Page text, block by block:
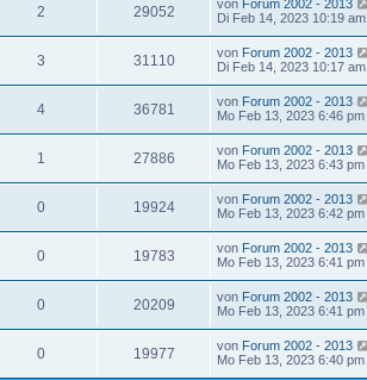
2 29052 von Forum 2002 - 2013
Di Feb 14, 2023 10:19 am
3 31110 von Forum 2002 - 2013
Di Feb 14, 2023 10:17 am
4 36781 von Forum 2002 - 2013
Mo Feb 13, 2023 6:46 pm
1 27886 von Forum 2002 - 2013
Mo Feb 13, 2023 6:43 pm
0 19924 von Forum 2002 - 2013
Mo Feb 13, 2023 6:42 pm
0 19783 von Forum 2002 - 2013
Mo Feb 13, 2023 6:41 pm
0 20209 von Forum 2002 - 2013
Mo Feb 13, 2023 6:41 pm
0 19977 von Forum 2002 - 2013
Mo Feb 13, 2023 6:40 pm